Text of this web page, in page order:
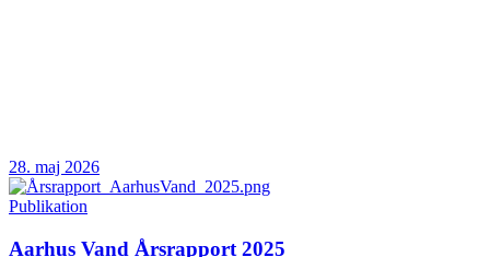
28. maj 2026
Publikation
Aarhus Vand Årsrapport 2025